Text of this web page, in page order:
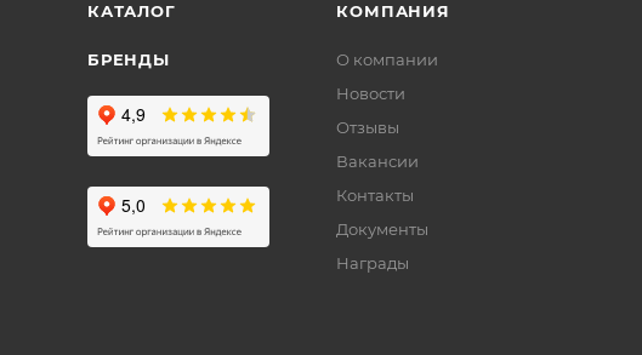
КАТАЛОГ
БРЕНДЫ
КОМПАНИЯ
О компании
Новости
Отзывы
Вакансии
Контакты
Документы
Награды